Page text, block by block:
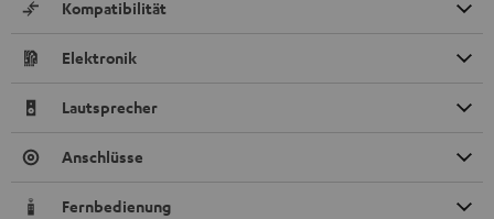
Kompatibilität
Elektronik
Lautsprecher
Anschlüsse
Fernbedienung